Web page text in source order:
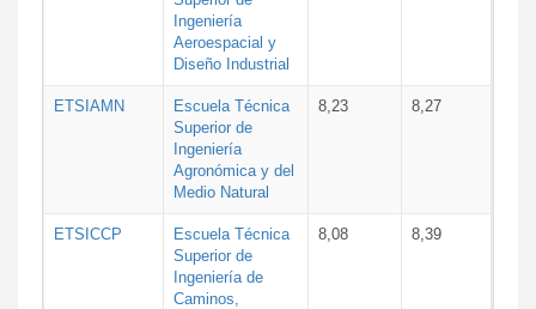
Ingeniería
Aeroespacial y
Diseño Industrial
ETSIAMN
Escuela Técnica
Superior de
Ingeniería
Agronómica y del
Medio Natural
8,23 8,27
ETSICCP
Escuela Técnica
Superior de
Ingeniería de
Caminos,
8,08 8,39